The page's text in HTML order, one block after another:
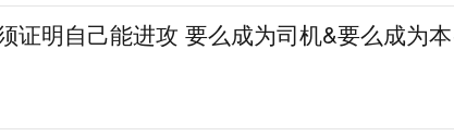
证明自己能进攻 要么成为司机&要么成为本